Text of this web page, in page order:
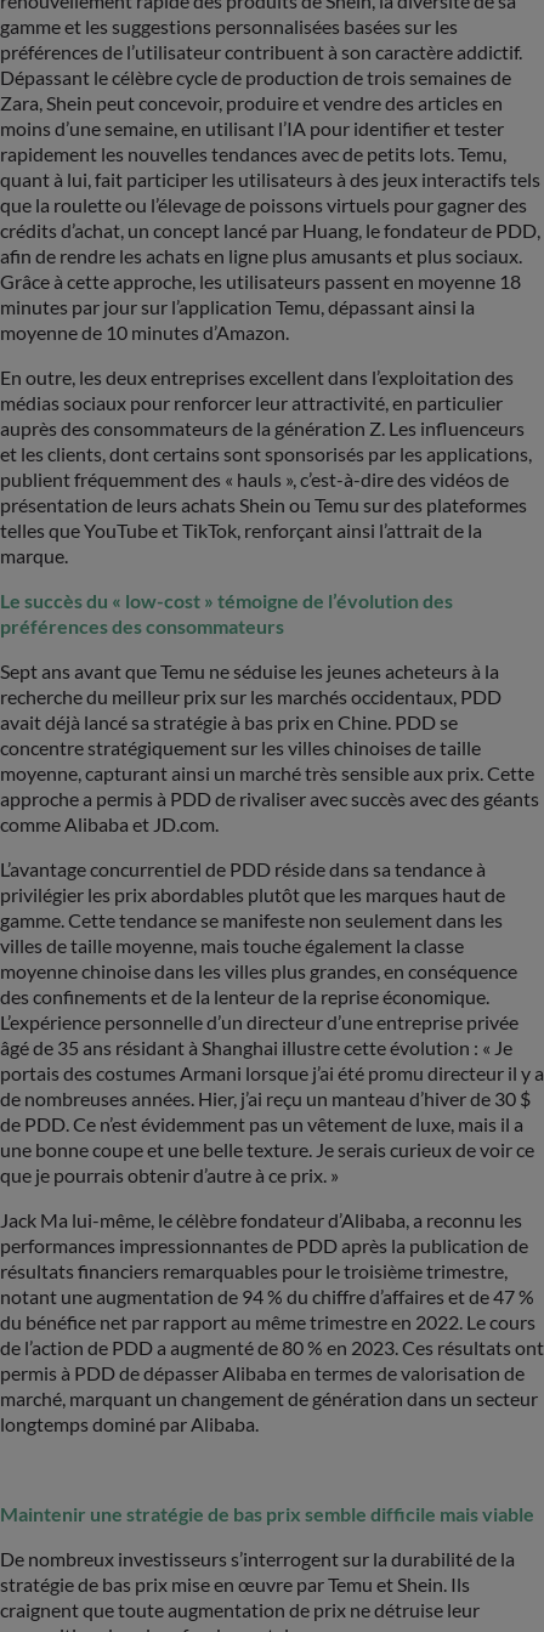
gamme et les suggestions personnalisées basées sur les
préférences de l’utilisateur contribuent à son caractère addictif.
Dépassant le célèbre cycle de production de trois semaines de
Zara, Shein peut concevoir, produire et vendre des articles en
moins d’une semaine, en utilisant l’IA pour identifier et tester
rapidement les nouvelles tendances avec de petits lots. Temu,
quant à lui, fait participer les utilisateurs à des jeux interactifs tels
que la roulette ou l’élevage de poissons virtuels pour gagner des
crédits d’achat, un concept lancé par Huang, le fondateur de PDD,
afin de rendre les achats en ligne plus amusants et plus sociaux.
Grâce à cette approche, les utilisateurs passent en moyenne 18
minutes par jour sur l’application Temu, dépassant ainsi la
moyenne de 10 minutes d’Amazon.
En outre, les deux entreprises excellent dans l’exploitation des
médias sociaux pour renforcer leur attractivité, en particulier
auprès des consommateurs de la génération Z. Les influenceurs
et les clients, dont certains sont sponsorisés par les applications,
publient fréquemment des « hauls », c’est-à-dire des vidéos de
présentation de leurs achats Shein ou Temu sur des plateformes
telles que YouTube et TikTok, renforçant ainsi l’attrait de la
marque.
Le succès du « low-cost » témoigne de l’évolution des
préférences des consommateurs
Sept ans avant que Temu ne séduise les jeunes acheteurs à la
recherche du meilleur prix sur les marchés occidentaux, PDD
avait déjà lancé sa stratégie à bas prix en Chine. PDD se
concentre stratégiquement sur les villes chinoises de taille
moyenne, capturant ainsi un marché très sensible aux prix. Cette
approche a permis à PDD de rivaliser avec succès avec des géants
comme Alibaba et JD.com.
L’avantage concurrentiel de PDD réside dans sa tendance à
privilégier les prix abordables plutôt que les marques haut de
gamme. Cette tendance se manifeste non seulement dans les
villes de taille moyenne, mais touche également la classe
moyenne chinoise dans les villes plus grandes, en conséquence
des confinements et de la lenteur de la reprise économique.
L’expérience personnelle d’un directeur d’une entreprise privée
âgé de 35 ans résidant à Shanghai illustre cette évolution : « Je
portais des costumes Armani lorsque j’ai été promu directeur il y a
de nombreuses années. Hier, j’ai reçu un manteau d’hiver de 30 $
de PDD. Ce n’est évidemment pas un vêtement de luxe, mais il a
une bonne coupe et une belle texture. Je serais curieux de voir ce
que je pourrais obtenir d’autre à ce prix. »
Jack Ma lui-même, le célèbre fondateur d’Alibaba, a reconnu les
performances impressionnantes de PDD après la publication de
résultats financiers remarquables pour le troisième trimestre,
notant une augmentation de 94 % du chiffre d’affaires et de 47 %
du bénéfice net par rapport au même trimestre en 2022. Le cours
de l’action de PDD a augmenté de 80 % en 2023. Ces résultats ont
permis à PDD de dépasser Alibaba en termes de valorisation de
marché, marquant un changement de génération dans un secteur
longtemps dominé par Alibaba.
Maintenir une stratégie de bas prix semble difficile mais viable
De nombreux investisseurs s’interrogent sur la durabilité de la
stratégie de bas prix mise en œuvre par Temu et Shein. Ils
craignent que toute augmentation de prix ne détruise leur